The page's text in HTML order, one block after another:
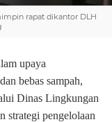
rapat dikantor DLH
upaya
bebas sampah,
Dinas Lingkungan
strategi pengelolaan